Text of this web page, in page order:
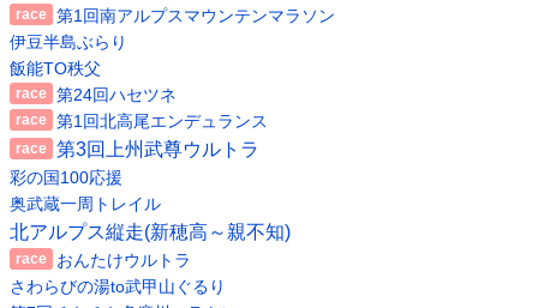
第1回南アルプスマウンテンマラソン
伊豆半島ぶらり
飯能TO秩父
第24回ハセツネ
第1回北高尾エンデュランス
第3回上州武尊ウルトラ
彩の国100応援
奥武蔵一周トレイル
北アルプス縦走(新穂高～親不知)
おんたけウルトラ
さわらびの湯to武甲山ぐるり